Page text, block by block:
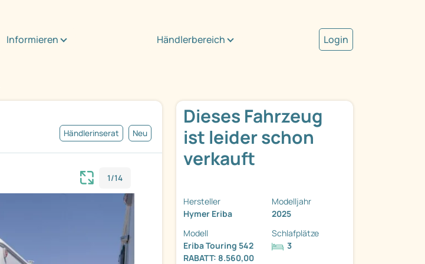
Informieren Händlerbereich Login
Händlerinserat Neu
1/14
Dieses Fahrzeug
ist leider schon
verkauft
Hersteller
Hymer Eriba
Modelljahr
2025
Modell
Eriba Touring 542
RABATT: 8.560,00
Schlafplätze
3